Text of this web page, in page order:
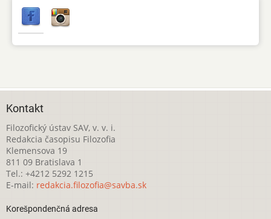
Kontakt
Filozofický ústav SAV, v. v. i.
Redakcia časopisu Filozofia
Klemensova 19
811 09 Bratislava 1
Tel.: +4212 5292 1215
E-mail: redakcia.filozofia@savba.sk
Korešpondenčná adresa